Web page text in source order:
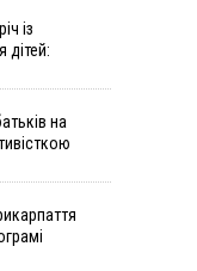
із
Мавку
на